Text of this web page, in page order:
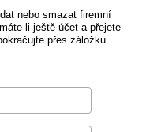
nebo smazat firemní
li ještě účet a přejete
přes záložku